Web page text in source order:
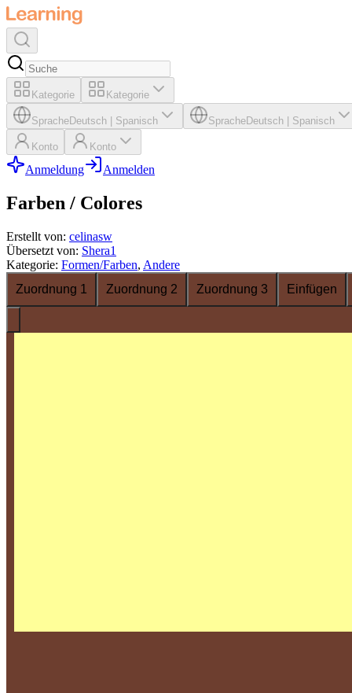
Kategorie Kategorie
SpracheDeutsch Spanisch SpracheDeutsch Spanisch
Konto Konto
Anmeldung Anmelden
Farben / Colores
Erstellt von: celinasw
Übersetzt von: Shera1
Kategorie: Formen/Farben, Andere
Zuordnung 1
Zuordnung 2 Zuordnung 3 Einfügen